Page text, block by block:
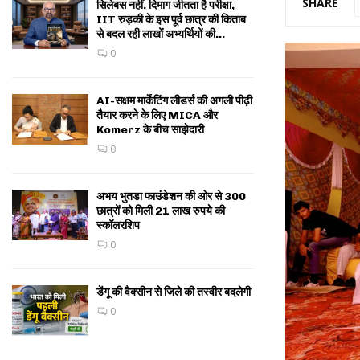
सिलेबस नहीं, दिमाग जीतता है परीक्षा,
IIT रुड़की के इस पूर्व छात्र की किताब
से बदल रही लाखों अभ्यर्थियों की...
0
AI-सक्षम मार्केटिंग लीडर्स की अगली पीढ़ी
तैयार करने के लिए MICA और
Komerz के बीच साझेदारी
0
अभय भुतडा फाउंडेशन की ओर से 300
छात्रों को मिली 21 लाख रुपये की
स्कॉलरशिप
0
डेंगू की वैक्सीन से जिले की तस्वीर बदलेगी
0